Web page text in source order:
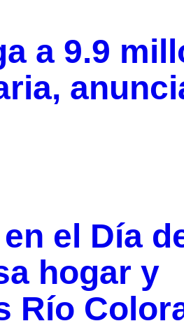
a 9.9
el Día
hogar y
Río